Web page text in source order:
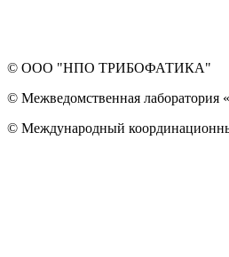
© ООО "НПО ТРИБОФАТИКА"
© Межведомственная
© Международный